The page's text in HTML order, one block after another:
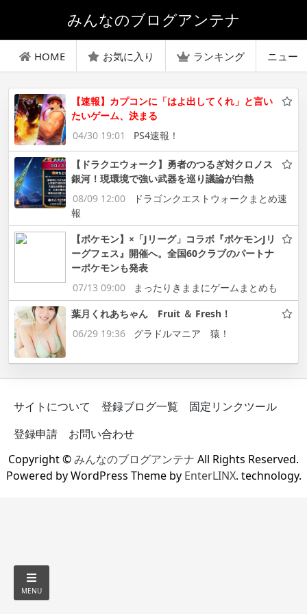
みんなのブログアンテナ
HOME お気に入り ランキング ニュー
【速報】カプコンに「はよ出してくれ」と言い
たいゲーム、決まる
04/30 19:01
PS4速報！
【ドラクエウォーク】勇者のつるぎ対クロノス
銀河！現環境で強い武器を巡り議論が白熱
08/09 12:00
ドラゴンクエストウォークまとめ速
報
【ポケモン】×「Jリーグ」コラボ『ポケモンJリ
ーグフェス』開催へ。全国60クラブのパートナ
ーポケモンも発表
07/13 09:00
まったりきままにゲームまとめも
葉月くれあちゃん Fruit ＆ Fresh！
06/29 19:36
グラドルマニア 猿！
サイトについて 登録ブログ一覧
固定リンクツール
登録申請
お問い合わせ
Copyright ©みんなのブログアンテナ All Rights Reserved.
Powered by WordPress Theme by EnterLINX. technology.
MENU